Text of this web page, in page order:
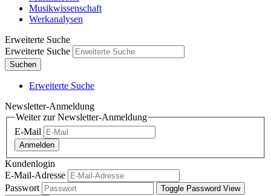
Musikwissenschaft
Werkanalysen
Erweiterte Suche
Erweiterte Suche
Suchen
Erweiterte Suche
Newsletter-Anmeldung
Weiter zur Newsletter-Anmeldung
E-Mail
Anmelden
Kundenlogin
E-Mail-Adresse
Passwort
Toggle Password View